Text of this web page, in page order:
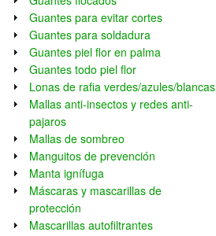
Guantes para evitar cortes
Guantes para soldadura
Guantes piel flor en palma
Guantes todo piel flor
Lonas de rafia verdes/azules/blancas
Mallas anti-insectos y redes anti-
pajaros
Mallas de sombreo
Manguitos de prevención
Manta ignífuga
Máscaras y mascarillas de
protección
Mascarillas autofiltrantes